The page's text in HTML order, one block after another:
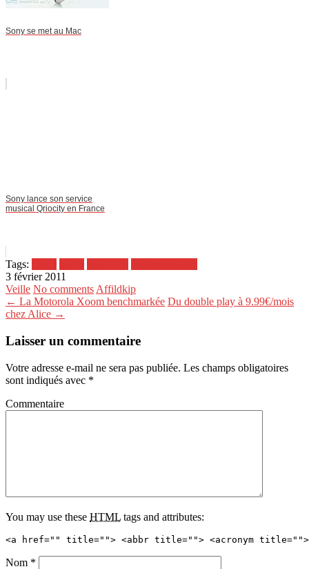
Sony se met au Mac
Sony lance son service
musical Qriocity en France
Tags:
3 février 2011
Veille No comments Affildkip
← La Motorola Xoom benchmarkée Du double play à 9.99€/mois
chez Alice →
Laisser un commentaire
Votre adresse e-mail ne sera pas publiée. Les champs obligatoires
sont indiqués avec *
Commentaire
You may use these HTML tags and attributes:
<a href="" title=""> <abbr title=""> <acronym title="">
Nom *